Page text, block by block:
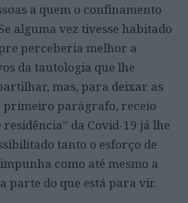
a quem o confinamento
alguma vez tivesse habitado
perceberia melhor a
da tautologia que lhe
mas, para deixar as
primeiro parágrafo, receio
residência” da Covid-19 já lhe
tanto o esforço de
como até mesmo a
parte do que está para vir.